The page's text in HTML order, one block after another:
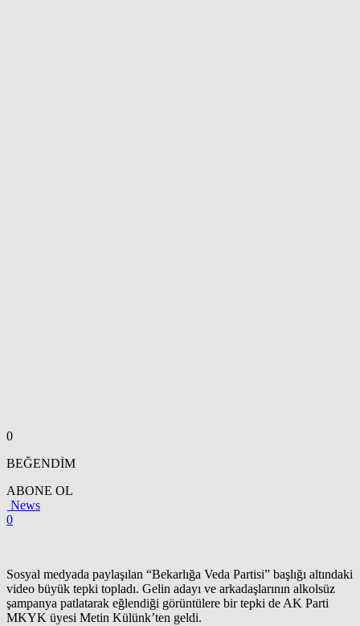
0
BEĞENDİM
ABONE OL
News
0
Sosyal medyada paylaşılan “Bekarlığa Veda Partisi” başlığı altındaki
video büyük tepki topladı. Gelin adayı ve arkadaşlarının alkolsüz
şampanya patlatarak eğlendiği görüntülere bir tepki de AK Parti
MKYK üyesi Metin Külünk’ten geldi.